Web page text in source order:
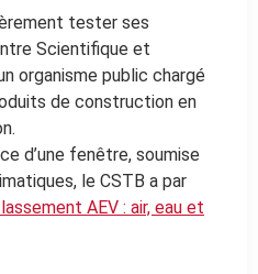
tester ses
Scientifique et
organisme public chargé
de construction en
d’une fenêtre, soumise
le CSTB a par
AEV : air, eau et